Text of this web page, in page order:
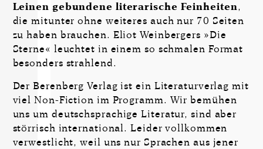
Leinen gebundene literarische Feinheiten,
die mitunter ohne weiteres auch nur 70 Seiten
zu haben brauchen. Eliot Weinbergers »Die
Sterne« leuchtet in einem so schmalen Format
besonders strahlend.
Der Berenberg Verlag ist ein Literaturverlag mit
viel Non-Fiction im Programm. Wir bemühen
uns um deutschsprachige Literatur, sind aber
störrisch international. Leider vollkommen
verwestlicht, weil uns nur Sprachen aus jener